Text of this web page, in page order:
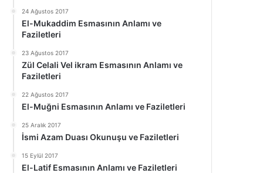
24 Ağustos 2017
El-Mukaddim Esmasının Anlamı ve
Faziletleri
23 Ağustos 2017
Zül Celali Vel ikram Esmasının Anlamı ve
Faziletleri
22 Ağustos 2017
El-Muğni Esmasının Anlamı ve Faziletleri
25 Aralık 2017
İsmi Azam Duası Okunuşu ve Faziletleri
15 Eylül 2017
El-Latif Esmasının Anlamı ve Faziletleri